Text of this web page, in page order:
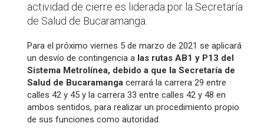
actividad de cierre es liderada por la Secretaría
de Salud de Bucaramanga.
Para el próximo viernes 5 de marzo de 2021 se aplicará
un desvío de contingencia a las rutas AB1 y P13 del
Sistema Metrolínea, debido a que la Secretaría de
Salud de Bucaramangacerrará la carrera 29 entre
calles 42 y 45 y la carrera 33 entre calles 42 y 48 en
ambos sentidos, para realizar un procedimiento propio
de sus funciones como autoridad.